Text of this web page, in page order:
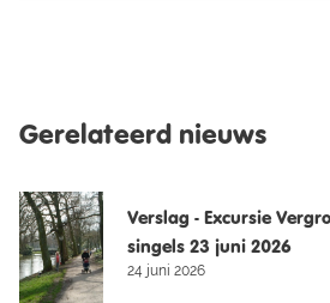
Gerelateerd nieuws
Verslag - Excursie
singels 23 juni 2026
24 juni 2026